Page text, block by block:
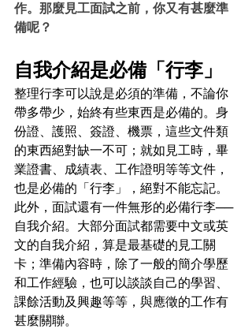
作。那麼見工面試之前，你又有甚麼準
備呢？
自我介紹是必備「行李」
整理行李可以說是必須的準備，不論你
帶多帶少，始終有些東西是必備的。身
份證、護照、簽證、機票，這些文件類
的東西絕對缺一不可；就如見工時，畢
業證書、成績表、工作證明等等文件，
也是必備的「行李」，絕對不能忘記。
此外，面試還有一件無形的必備行李──
自我介紹。大部分面試都需要中文或英
文的自我介紹，算是最基礎的見工關
卡；準備內容時，除了一般的簡介學歷
和工作經驗，也可以談談自己的學習、
課餘活動及興趣等等，與應徵的工作有
甚麼關聯。